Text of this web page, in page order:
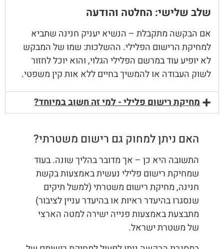
שלב שלישי: החלטה והודעה
אם הבקשה מתקבלת – הנשיא יעניק חנינה שתביא
למחיקת הרישום הפלילי. ההשלכות: שמו של המבקש
לא יופיע עוד במרשם הפלילי הגלוי, והוא יוכל לחזור
לשוק העבודה או להמשיך בחיים ללא אות קין משפטי.
מחיקת רישום פלילי - למי זה חשוב במיוחד?
האם ניתן למחוק גם רישום משטרתי?
התשובה היא כן – אך מדובר בהליך שונה. בעוד
שמחיקת רישום פלילי נעשית באמצעות בקשת
חנינה, מחיקת רישום משטרתי (למשל תיקים
שנסגרו בהיעדר ראיות או בהיעדר עניין לציבור)
מתבצעת באמצעות פנייה ישירה למטה הארצי
של משטרת ישראל.